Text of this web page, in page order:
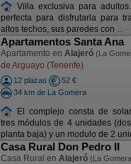
Villa exclusiva para
perfecta para disfrutarla para
altos techos, sus paredes con ...
Apartamentos Santa Ana
Apartamento en Alajeró (La
de Arguayo (Tenerife)
12 plazas
52 €
34 km de La Gomera
El complejo consta de
tres módulos de 4 unidades
planta baja) y un modulo de 2
Casa Rural Don Pedro II
Casa Rural en Alajeró (La